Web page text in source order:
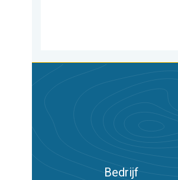
Bedrijf